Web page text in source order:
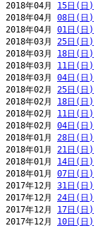
2018年04月 15日(日)
2018年04月 08日(日)
2018年04月 01日(日)
2018年03月 25日(日)
2018年03月 18日(日)
2018年03月 11日(日)
2018年03月 04日(日)
2018年02月 25日(日)
2018年02月 18日(日)
2018年02月 11日(日)
2018年02月 04日(日)
2018年01月 28日(日)
2018年01月 21日(日)
2018年01月 14日(日)
2018年01月 07日(日)
2017年12月 31日(日)
2017年12月 24日(日)
2017年12月 17日(日)
2017年12月 10日(日)